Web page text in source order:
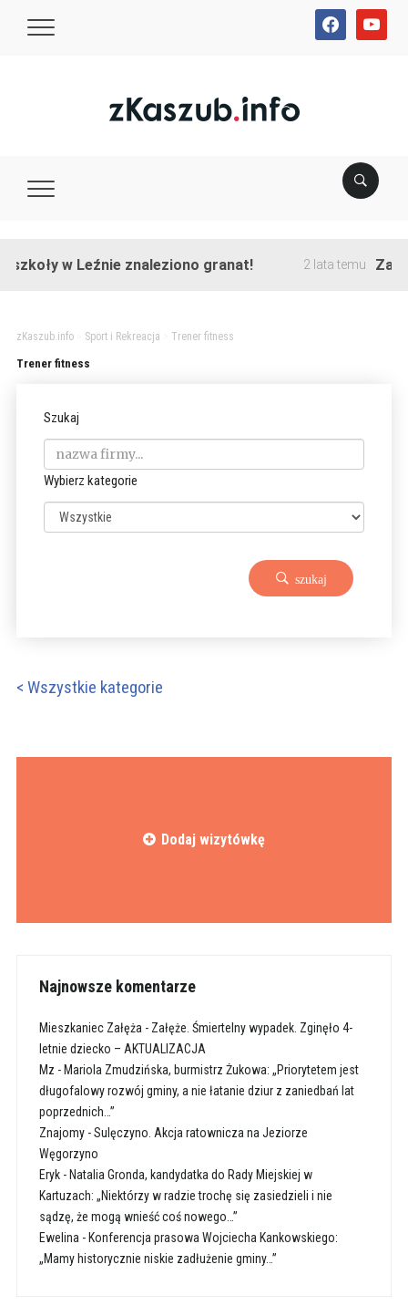
facebookyoutube
w Leźnie znaleziono granat! 2 lata temu
zKaszub.info> Sport i Rekreacja Trener fitness
Trener fitness
Szukaj
Wybierz kategorie
szukaj
< Wszystkie kategorie
Dodaj wizytówkę
Najnowsze komentarze
Mieszkaniec Załęża - Załęże. Śmiertelny wypadek. Zginęło 4-
letnie dziecko – AKTUALIZACJA
Mz - Mariola Zmudzińska, burmistrz Żukowa: „Priorytetem jest
długofalowy rozwój gminy, a nie łatanie dziur z zaniedbań lat
poprzednich…”
Znajomy-Sulęczyno. Akcja ratownicza na Jeziorze
Węgorzyno
Eryk- Natalia Gronda, kandydatka do Rady Miejskiej w
Kartuzach: „Niektórzy w radzie trochę się zasiedzieli i nie
sądzę, że mogą wnieść coś nowego…”
Ewelina - Konferencja prasowa Wojciecha Kankowskiego:
„Mamy historycznie niskie zadłużenie gminy…”